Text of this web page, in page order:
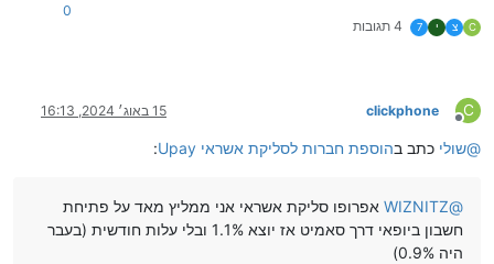
C צ י 7 4 תגובות
0
C
מנותק
clickphone 15 באוג׳ 2024, 16:13
@שולי כתב בהוספת חברות לסליקת אשראי Upay :
@
WIZNITZ אפרופו סליקת אשראי אני ממליץ מאד על פתיחת
חשבון ביופאי דרך סאמיט אז יוצא 1.1% ובלי עלות חודשית (בעבר
היה 0.9%)